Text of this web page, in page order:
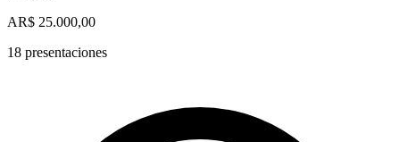
AR$ 25.000,00
18 presentaciones